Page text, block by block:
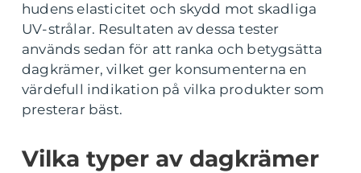
hudens elasticitet och skydd mot skadliga
UV-strålar. Resultaten av dessa tester
används sedan för att ranka och betygsätta
dagkrämer, vilket ger konsumenterna en
värdefull indikation på vilka produkter som
presterar bäst.
Vilka typer av dagkrämer